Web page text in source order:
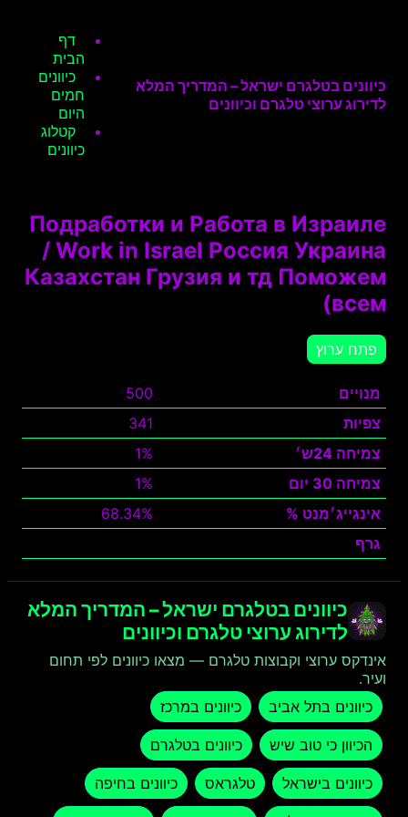
כיוונים בטלגרם ישראל – המדריך המלא
לדירוג ערוצי טלגרם וכיוונים
דף
הבית
כיוונים
חמים
היום
קטלוג
כיוונים
Подработки и Работа в Израиле
/ Work in Israel Россия Украина
Казахстан Грузия и тд Поможем
всем)
פתח ערוץ
מנויים
500
צפיות
341
צמיחה 24ש׳
1%
צמיחה 30 יום
1%
אינגייג׳מנט %
68.34%
גרף
כיוונים בטלגרם ישראל – המדריך המלא
לדירוג ערוצי טלגרם וכיוונים
אינדקס ערוצי וקבוצות טלגרם — מצאו כיוונים לפי תחום
ועיר.
כיוונים בתל אביב
כיוונים במרכז
הכיוון כי טוב שיש כיוונים בטלגרם
כיוונים בישראל טלגראס כיוונים בחיפה